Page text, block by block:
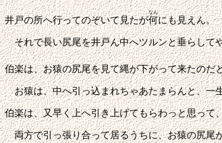
井戸の所へ行ってのぞいて見たが何
なん
にも見えん。
それで長い尻尾を井戸ん中へツルンと垂らして
伯楽は、お猿の尻尾を見て縄が下がって来たのだ
お猿は、中へ引っ込まれちゃあたまらんと、一
伯楽は、又早く上へ引き上げてもらわっと思って
両方で引っ張り合って居るうちに、お猿の尻尾